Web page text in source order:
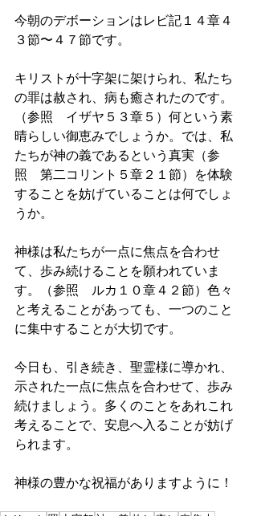
今朝のデボーションはレビ記１４章４
３節〜４７節です。
キリストが十字架に架けられ、私たち
の罪は赦され、病も癒されたのです。
（参照　イザヤ５３章５）何という素
晴らしい御恵みでしょうか。では、私
たちが神の義であるという真実（参
照　第二コリント５章２１節）を体験
することを妨げていることは何でしょ
うか。
神様は私たちが一点に焦点を合わせ
て、歩み続けることを願われていま
す。（参照　ルカ１０章４２節）色々
と考えることがあっても、一つのこと
に集中することが大切です。
今日も、引き続き、聖霊様に導かれ、
示された一点に焦点を合わせて、歩み
続けましょう。多くのことをあれこれ
考えることで、安息へ入ることが妨げ
られます。
神様の豊かな祝福がありますように！